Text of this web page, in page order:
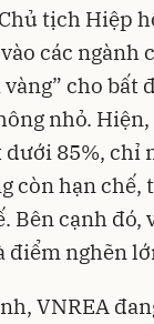
tịch Hiệp
các ngành
cho
nhỏ.
85%, chỉ
còn hạn
Bên cạnh
điểm nghẽn
VNREA